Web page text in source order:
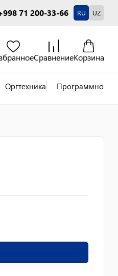
71 200-33-66 RU UZ
СравнениеКорзина
Оргтехника Программное